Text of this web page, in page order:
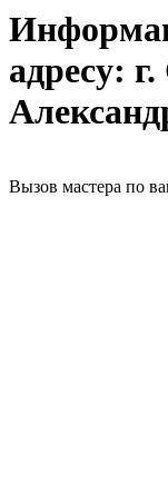
адресу:
Вызов мастера по